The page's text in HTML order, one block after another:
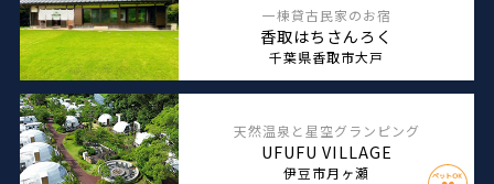
一棟貸古民家のお宿
香取はちさんろく
千葉県香取市大戸
天然温泉と星空グランピング
UFUFU VILLAGE
伊豆市月ヶ瀬